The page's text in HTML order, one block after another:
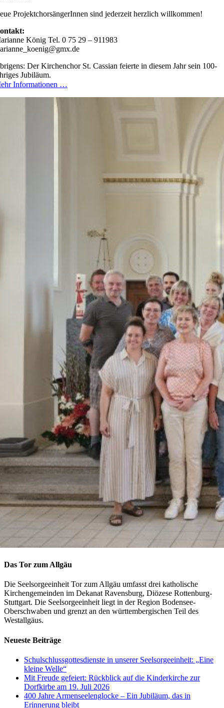
ProjektchorsängerInnen sind jederzeit herzlich willkommen!
König Tel. 0 75 29 – 911983
Der Kirchenchor St. Cassian feierte in diesem Jahr sein 100-
Jubiläum.
Informationen …
Das Tor zum Allgäu
Die Seelsorgeeinheit Tor zum Allgäu umfasst drei katholische
Kirchengemeinden im Dekanat Ravensburg, Diözese Rottenburg-
Stuttgart. Die Seelsorgeeinheit liegt in der Region Bodensee-
Oberschwaben und grenzt an den württembergischen Teil des
Westallgäus.
Neueste Beiträge
Schulschlussgottesdienste in unserer Seelsorgeeinheit: „Eine
kleine Welle“
Mit Freude gefeiert: Rückblick auf die Kinderkirche zur
Dorfkirbe am 19. Juli 2026
400 Jahre Armenseelenglocke – Ein Jubiläum, das in
Erinnerung bleibt